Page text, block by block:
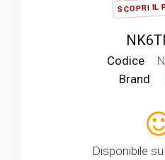
SCOPRI IL
Codice
Brand
Disponibile